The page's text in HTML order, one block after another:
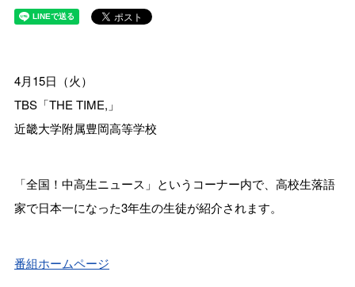
4月15日（火）
TBS「THE TIME,」
近畿大学附属豊岡高等学校
「全国！中高生ニュース」というコーナー内で、高校生落語
家で日本一になった3年生の生徒が紹介されます。
番組ホームページ